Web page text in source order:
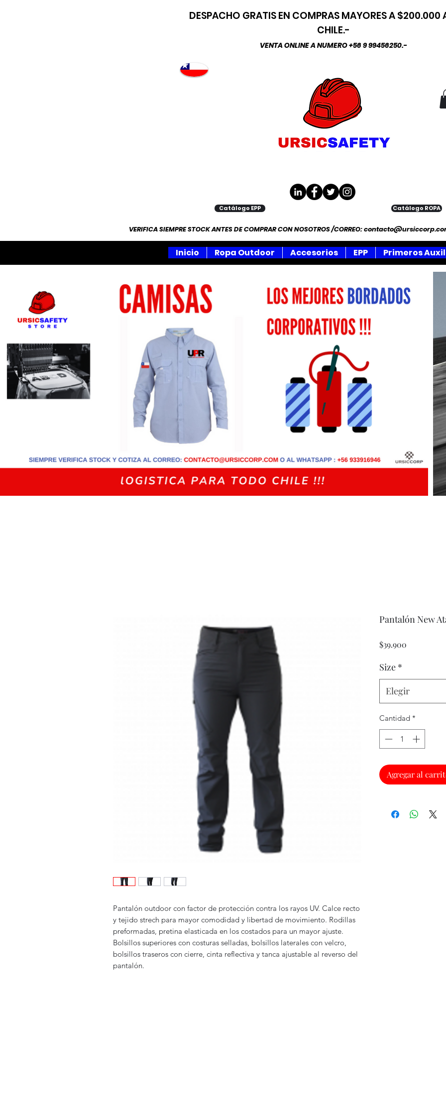
DESPACHO GRATIS EN COMPRAS MAYORES A $200.000
CHILE.-
VENTA ONLINE A NUMERO +56 9 99456250.-
Catálogo EPP Catálogo ROPA
VERIFICA SIEMPRE STOCK ANTES DE COMPRAR CON NOSOTROS /CORREO:
Inicio Ropa Outdoor Accesorios EPP Primeros
Pantalón outdoor con factor de protección contra los rayos UV. Calce recto
y tejido strech para mayor comodidad y libertad de movimiento. Rodillas
preformadas, pretina elasticada en los costados para un mayor ajuste.
Bolsillos superiores con costuras selladas, bolsillos laterales con velcro,
bolsillos traseros con cierre, cinta reflectiva y tanca ajustable al reverso del
pantalón.
Pantalón New
$39.900
Size *
Elegir
Cantidad *
Agregar al